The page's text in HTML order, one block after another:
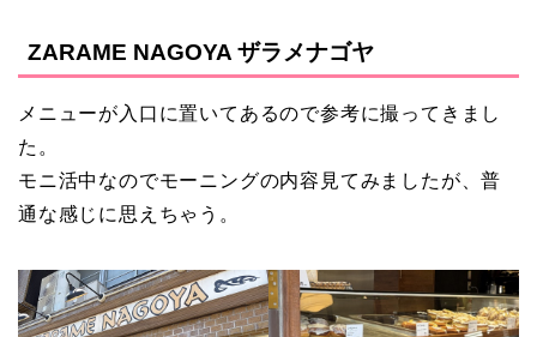
ZARAME NAGOYA ザラメナゴヤ
メニューが入口に置いてあるので参考に撮ってきまし
た。
モニ活中なのでモーニングの内容見てみましたが、普
通な感じに思えちゃう。